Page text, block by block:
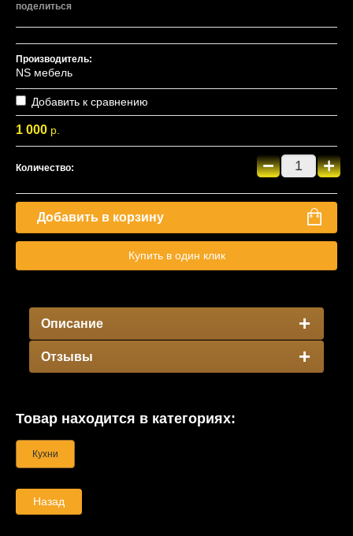
поделиться
Производитель:
NS мебель
Добавить к сравнению
1 000 р.
Количество: − +
Добавить в корзину
Купить в один клик
Описание
Отзывы
Товар находится в категориях:
Кухни
Назад